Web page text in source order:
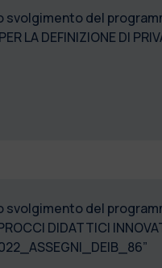
del
LA DEFINIZIONE DI
del
DIDATTICI